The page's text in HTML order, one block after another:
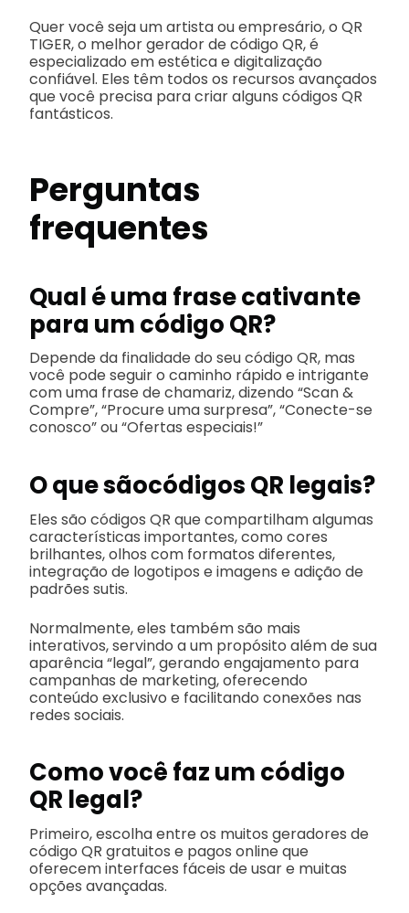
Quer você seja um artista ou empresário, o QR
TIGER, o melhor gerador de código QR, é
especializado em estética e digitalização
confiável. Eles têm todos os recursos avançados
que você precisa para criar alguns códigos QR
fantásticos.
Perguntas
frequentes
Qual é uma frase cativante
para um código QR?
Depende da finalidade do seu código QR, mas
você pode seguir o caminho rápido e intrigante
com uma frase de chamariz, dizendo “Scan &
Compre”, “Procure uma surpresa”, “Conecte-se
conosco” ou “Ofertas especiais!”
O que sãocódigos QR legais?
Eles são códigos QR que compartilham algumas
características importantes, como cores
brilhantes, olhos com formatos diferentes,
integração de logotipos e imagens e adição de
padrões sutis.
Normalmente, eles também são mais
interativos, servindo a um propósito além de sua
aparência “legal”, gerando engajamento para
campanhas de marketing, oferecendo
conteúdo exclusivo e facilitando conexões nas
redes sociais.
Como você faz um código
QR legal?
Primeiro, escolha entre os muitos geradores de
código QR gratuitos e pagos online que
oferecem interfaces fáceis de usar e muitas
opções avançadas.